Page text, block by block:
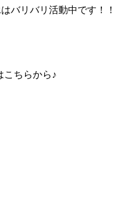
バリバリ活動中です！！
こちらから♪